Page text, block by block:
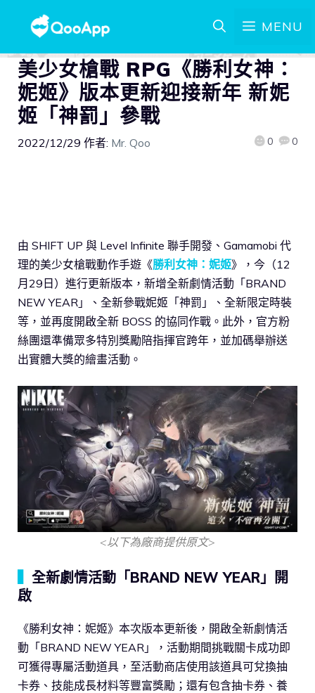
MENU
美少女槍戰 RPG《勝利女神：
妮姬》版本更新迎接新年 新妮
姬「神罰」參戰
2022/12/29 作者: Mr. Qoo 0 0
由 SHIFT UP 與 Level Infinite 聯手開發、Gamamobi 代
理的美少女槍戰動作手遊《勝利女神：妮姬》，今（12
月29日）進行更新版本，新增全新劇情活動「BRAND
NEW YEAR」、全新參戰妮姬「神罰」、全新限定時裝
等，並再度開啟全新 BOSS 的協同作戰。此外，官方粉
絲團還準備眾多特別獎勵陪指揮官跨年，並加碼舉辦送
出實體大獎的繪畫活動。
<以下為廠商提供原文>
全新劇情活動「BRAND NEW YEAR」開
啟
《勝利女神：妮姬》本次版本更新後，開啟全新劇情活
動「BRAND NEW YEAR」，活動期間挑戰關卡成功即
可獲得專屬活動道具，至活動商店使用該道具可兌換抽
卡券、技能成長材料等豐富獎勵；還有包含抽卡券、養